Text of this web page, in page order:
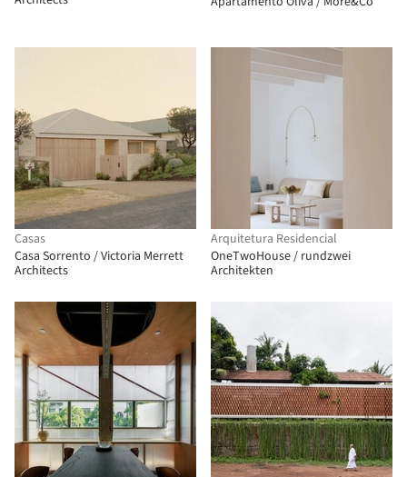
Casas
Casa Sorrento / Victoria Merrett
Architects
Arquitetura Residencial
OneTwoHouse / rundzwei
Architekten